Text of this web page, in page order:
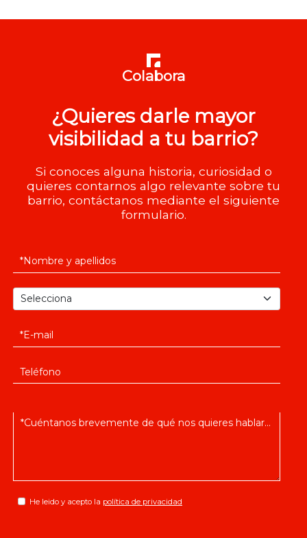
Colabora
¿Quieres darle mayor
visibilidad a tu barrio?
Si conoces alguna historia, curiosidad o
quieres contarnos algo relevante sobre tu
barrio, contáctanos mediante el siguiente
formulario.
He leido y acepto la política de privacidad